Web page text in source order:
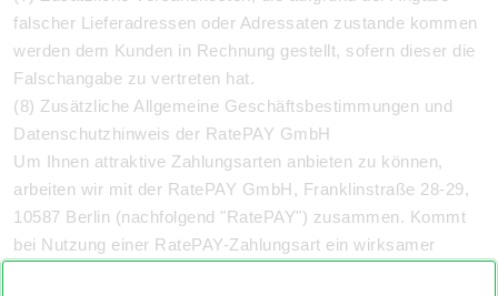
falscher Lieferadressen oder Adressaten zustande kommen
werden dem Kunden in Rechnung gestellt, sofern dieser die
Falschangabe zu vertreten hat.
(8) Zusätzliche Allgemeine Geschäftsbestimmungen und
Datenschutzhinweis der RatePAY GmbH
Um Ihnen attraktive Zahlungsarten anbieten zu können,
arbeiten wir mit der RatePAY GmbH, Franklinstraße 28-29,
10587 Berlin (nachfolgend "RatePAY") zusammen. Kommt
bei Nutzung einer RatePAY-Zahlungsart ein wirksamer